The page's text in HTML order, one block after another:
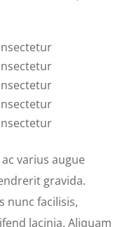
varius augue
gravida.
nunc facilisis,
lacinia. Aliquam